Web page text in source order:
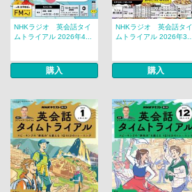
NHKラジオ 英会話タイ
ムトライアル 2026年4...
購入
NHKラジオ 英会話タイ
ムトライアル 2026年3...
購入